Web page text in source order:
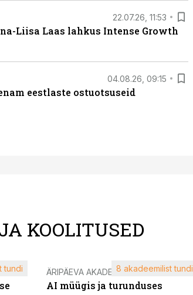
22.07.26, 11:53
Liisa Laas lahkus Intense Growth
04.08.26, 09:15
eestlaste ostuotsuseid
KOOLITUSED
tundi ÄRIPÄEVA AKADEEMIA
AI müügis ja turunduses
8 akadeemilist tundi